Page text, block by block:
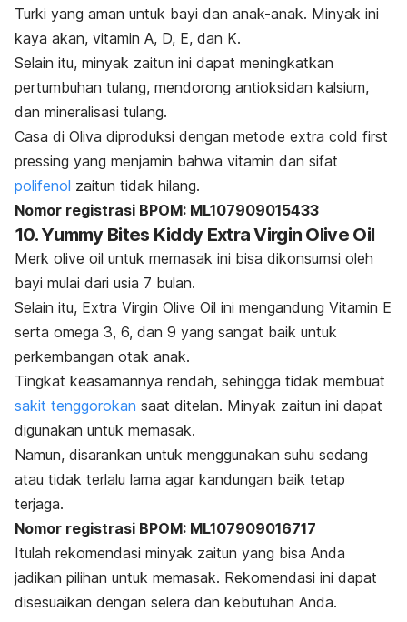
Turki yang aman untuk bayi dan anak-anak. Minyak ini
kaya akan, vitamin A, D, E, dan K.
Selain itu, minyak zaitun ini dapat meningkatkan
pertumbuhan tulang, mendorong antioksidan kalsium,
dan mineralisasi tulang.
Casa di Oliva diproduksi dengan metode extra cold first
pressing yang menjamin bahwa vitamin dan sifat
polifenol zaitun tidak hilang.
Nomor registrasi BPOM: ML107909015433
10. Yummy Bites Kiddy Extra Virgin Olive Oil
Merk olive oil untuk memasak ini bisa dikonsumsi oleh
bayi mulai dari usia 7 bulan.
Selain itu, Extra Virgin Olive Oil ini mengandung Vitamin E
serta omega 3, 6, dan 9 yang sangat baik untuk
perkembangan otak anak.
Tingkat keasamannya rendah, sehingga tidak membuat
sakit tenggorokan saat ditelan. Minyak zaitun ini dapat
digunakan untuk memasak.
Namun, disarankan untuk menggunakan suhu sedang
atau tidak terlalu lama agar kandungan baik tetap
terjaga.
Nomor registrasi BPOM: ML107909016717
Itulah rekomendasi minyak zaitun yang bisa Anda
jadikan pilihan untuk memasak. Rekomendasi ini dapat
disesuaikan dengan selera dan kebutuhan Anda.